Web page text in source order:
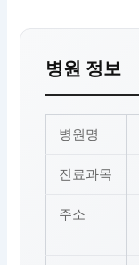
병원 정보
병원명
진료과목
주소